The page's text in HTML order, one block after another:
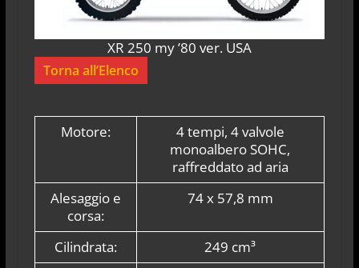
XR 250 my ’80 ver. USA
Torna all’Elenco
Motore:
4 tempi, 4 valvole
monoalbero SOHC,
raffreddato ad aria
Alesaggio e
corsa:
74 x 57,8 mm
Cilindrata:
249 cm³